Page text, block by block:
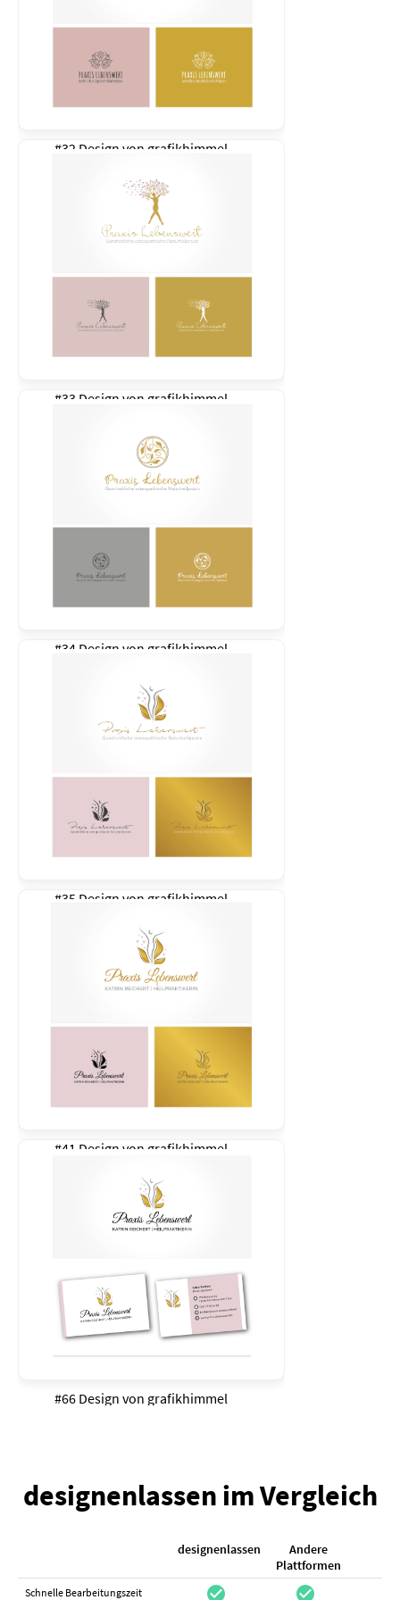
#32 Design von grafikhimmel
#33 Design von grafikhimmel
#34 Design von grafikhimmel
#35 Design von grafikhimmel
#41 Design von grafikhimmel
#66 Design von grafikhimmel
designenlassen im Vergleich
designenlassen
Andere
Plattformen
Schnelle Bearbeitungszeit check_circle check_circle